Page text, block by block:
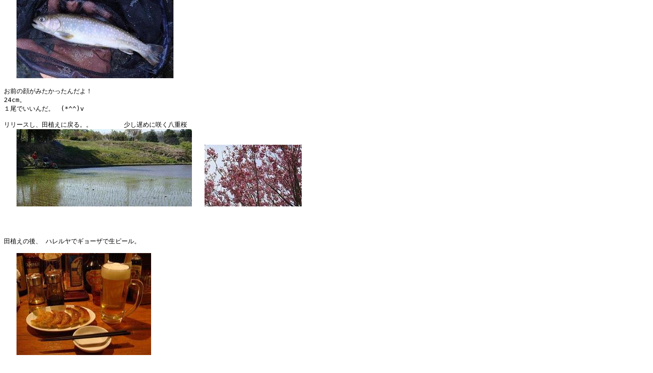
お前の顔がみたかったんだよ！
24cm。
１尾でいいんだ。　(*^^)v
リリースし、田植えに戻る。。　　　　　少し遅めに咲く八重桜
田植えの後、 ハレルヤでギョーザで生ビール。